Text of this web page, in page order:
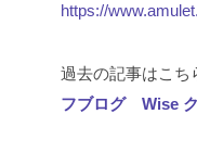
https://
過去の記事はこち
フブログ Wise